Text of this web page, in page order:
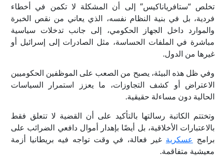
تخلص “ستافرياناكيس” إلى أن المشكلة لا تكمن في أخطاء
فردية، بل في بنية النظام نفسه، الذي يعاني من نقص الخبرة
والموارد داخل الجهاز الحكومي، إلى جانب تدخلات سياسية
مباشرة في الملفات الحساسة، مثل الصادرات إلى إسرائيل أو
غيرها من الدول.
وفي ظل هذه البيئة، يصبح من الصعب على الموظفين الحكوميين
الاعتراض أو كشف التجاوزات، ما يعزز استمرار السياسات
الحالية دون مساءلة حقيقية.
وتختتم الكاتبة رسالتها بالتأكيد على أن القضية لا تتعلق فقط
بالاعتبارات الأخلاقية، بل أيضًا بإهدار أموال دافعي الضرائب على
برامج عسكرية غير فعالة، في وقت تواجه فيه بريطانيا أزمة
معيشية متفاقمة.